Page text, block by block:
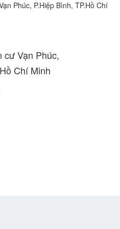
Phúc, P.Hiệp Bình, TP.Hồ Chí
cư Vạn Phúc,
Chí Minh